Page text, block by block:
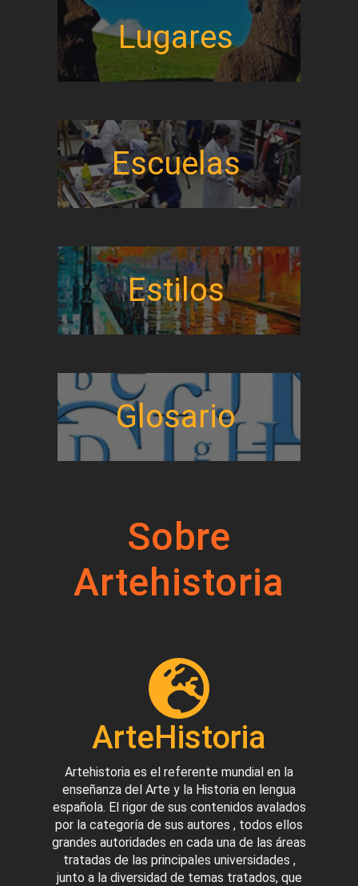
Lugares
Escuelas
Estilos
Glosario
Sobre
Artehistoria
ArteHistoria
Artehistoria es el referente mundial en la
enseñanza del Arte y la Historia en lengua
española. El rigor de sus contenidos avalados
por la categoría de sus autores , todos ellos
grandes autoridades en cada una de las áreas
tratadas de las principales universidades ,
junto a la diversidad de temas tratados, que